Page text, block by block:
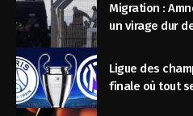
Migration :
un virage dur
Ligue des
finale où tout